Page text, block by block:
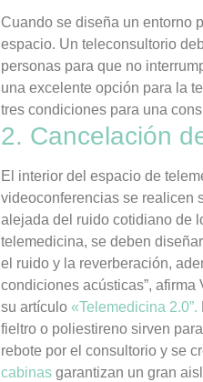
Cuando se diseña un entorno
espacio. Un teleconsultorio
personas para que no
una excelente opción para la
tres condiciones para una
2. Cancelación
El interior del espacio de
videoconferencias se realicen
alejada del ruido cotidiano de
telemedicina, se deben
el ruido y la reverberación,
condiciones acústicas”,
su artículo «Telemedicina 2.0”.
fieltro o poliestireno sirven
rebote por el consultorio y se
cabinas garantizan un gran